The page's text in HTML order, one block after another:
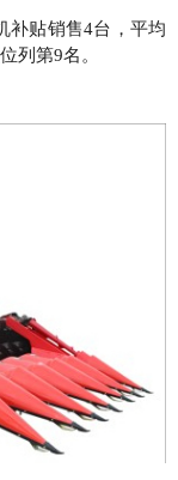
补贴销售4台，平均
列第9名。